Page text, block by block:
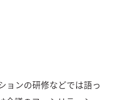
ョンの研修などでは語っ